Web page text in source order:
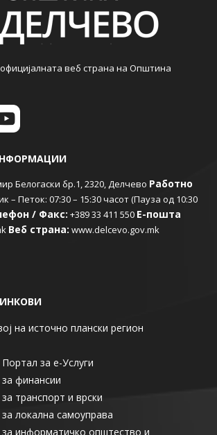
веб страна на Општина
Белогаски бр.1, 2320, Делчево Работно
– Петок: 07:30 – 15:30 часот (Пауза од 10:30
/ Факс: +389 33 411 550 Е-пошта
Веб страна: www.delcevo.gov.mk
на источно плански регион
за е-Услуги
финансии
транспорт и врски
локална самоуправа
информатичко општество и